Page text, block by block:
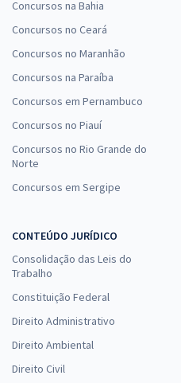
ou R$
Contabilidade de Custos para a
Araújo (Videoaulas) &
Analista-Tributário da
ou R$
Concursos na Bahia
Concursos no Ceará
Concursos no Maranhão
Concursos na Paraíba
Concursos em Pernambuco
Concursos no Piauí
Concursos no Rio Grande do
Norte
Concursos em Sergipe
CONTEÚDO JURÍDICO
Consolidação das Leis do
Trabalho
Constituição Federal
Direito Administrativo
Direito Ambiental
Direito Civil